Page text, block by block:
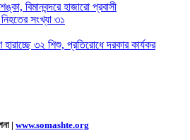
বিমানবন্দরে হাজারো প্রবাসী
সংখ্যা ৩১
হারাচ্ছে ৩২ শিশু, প্রতিরোধে দরকার কার্যকর
| www.somashte.org